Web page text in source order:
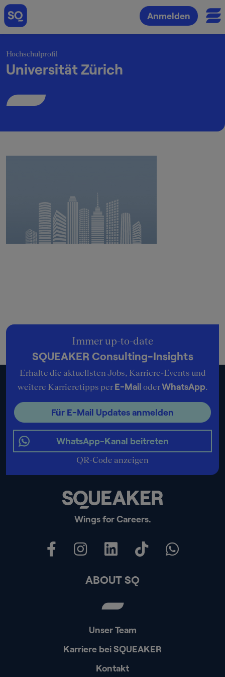
Anmelden
Hochschulprofil
Universität Zürich
Wings for Careers.
Immer up-to-date
SQUEAKER Consulting-Insights
Erhalte die aktuellsten Jobs, Karriere-Events und
weitere Karrieretipps per E-Mail oderWhatsApp.
Für E-Mail Updates anmelden
WhatsApp-Kanal beitreten
QR-Code anzeigen
ABOUT SQ
Unser Team
Karriere bei SQUEAKER
Kontakt